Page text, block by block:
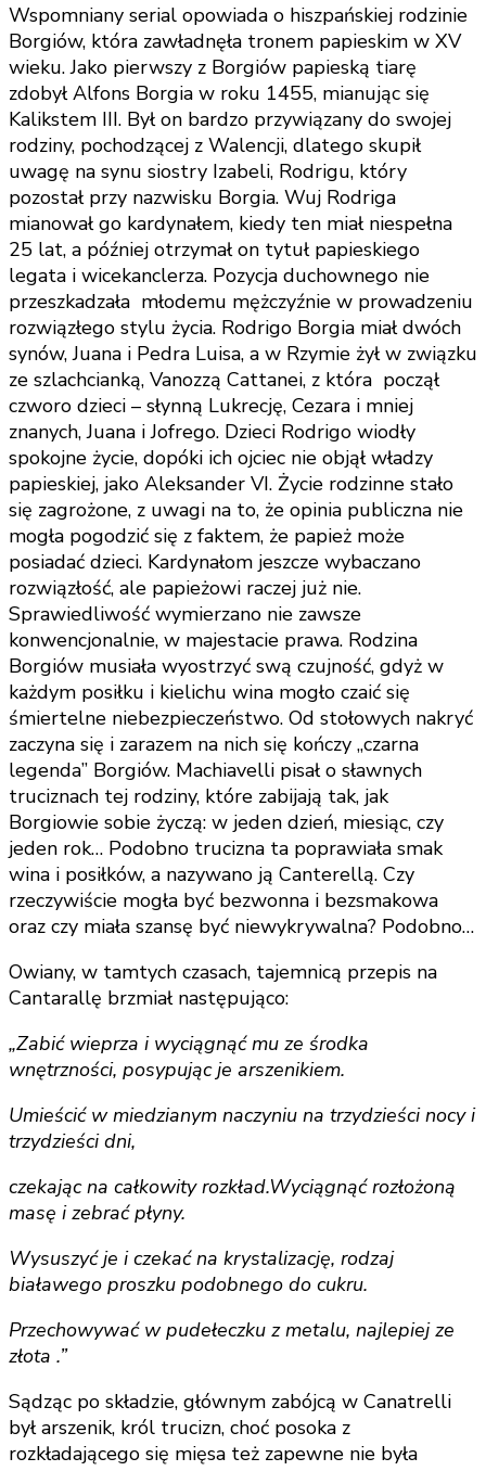
Wspomniany serial opowiada o hiszpańskiej rodzinie
Borgiów, która zawładnęła tronem papieskim w XV
wieku. Jako pierwszy z Borgiów papieską tiarę
zdobył Alfons Borgia w roku 1455, mianując się
Kalikstem III. Był on bardzo przywiązany do swojej
rodziny, pochodzącej z Walencji, dlatego skupił
uwagę na synu siostry Izabeli, Rodrigu, który
pozostał przy nazwisku Borgia. Wuj Rodriga
mianował go kardynałem, kiedy ten miał niespełna
25 lat, a później otrzymał on tytuł papieskiego
legata i wicekanclerza. Pozycja duchownego nie
przeszkadzała młodemu mężczyźnie w prowadzeniu
rozwiązłego stylu życia. Rodrigo Borgia miał dwóch
synów, Juana i Pedra Luisa, a w Rzymie żył w związku
ze szlachcianką, Vanozzą Cattanei, z która począł
czworo dzieci – słynną Lukrecję, Cezara i mniej
znanych, Juana i Jofrego. Dzieci Rodrigo wiodły
spokojne życie, dopóki ich ojciec nie objął władzy
papieskiej, jako Aleksander VI. Życie rodzinne stało
się zagrożone, z uwagi na to, że opinia publiczna nie
mogła pogodzić się z faktem, że papież może
posiadać dzieci. Kardynałom jeszcze wybaczano
rozwiązłość, ale papieżowi raczej już nie.
Sprawiedliwość wymierzano nie zawsze
konwencjonalnie, w majestacie prawa. Rodzina
Borgiów musiała wyostrzyć swą czujność, gdyż w
każdym posiłku i kielichu wina mogło czaić się
śmiertelne niebezpieczeństwo. Od stołowych nakryć
zaczyna się i zarazem na nich się kończy „czarna
legenda” Borgiów. Machiavelli pisał o sławnych
truciznach tej rodziny, które zabijają tak, jak
Borgiowie sobie życzą: w jeden dzień, miesiąc, czy
jeden rok… Podobno trucizna ta poprawiała smak
wina i posiłków, a nazywano ją Canterellą. Czy
rzeczywiście mogła być bezwonna i bezsmakowa
oraz czy miała szansę być niewykrywalna? Podobno…
Owiany, w tamtych czasach, tajemnicą przepis na
Cantarallę brzmiał następująco:
„Zabić wieprza i wyciągnąć mu ze środka
wnętrzności, posypując je arszenikiem.
Umieścić w miedzianym naczyniu na trzydzieści nocy i
trzydzieści dni,
czekając na całkowity rozkład.Wyciągnąć rozłożoną
masę i zebrać płyny.
Wysuszyć je i czekać na krystalizację, rodzaj
białawego proszku podobnego do cukru.
Przechowywać w pudełeczku z metalu, najlepiej ze
złota .”
Sądząc po składzie, głównym zabójcą w Canatrelli
był arszenik, król trucizn, choć posoka z
rozkładającego się mięsa też zapewne nie była